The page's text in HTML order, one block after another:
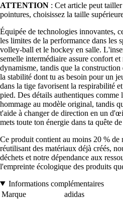
ATTENTION : Cet article peut
pointures, choisissez la taille
Équipée de technologies innovantes,
les limites de la performance dans les
volley-ball et le hockey en salle.
semelle intermédiaire assure confort
dynamisme, tandis que la
la stabilité dont tu as besoin pour un
dans la tige favorisent la respirabilité
pied. Des détails authentiques
hommage au modèle original, tandis
t'aide à changer de direction en un
mets toute ton énergie dans ta quête
Ce produit contient au moins 20 % de
réutilisant des matériaux déjà créés,
déchets et notre dépendance aux
l'empreinte écologique des produits
Informations complémentaires
Marque
adidas